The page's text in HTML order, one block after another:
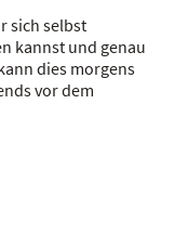
sich selbst
kannst und genau
dies morgens
vor dem